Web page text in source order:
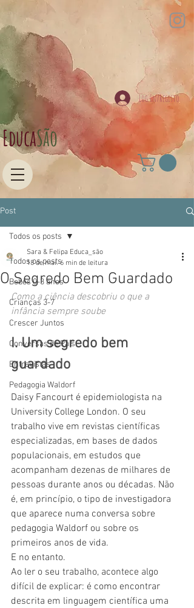
Log In/Registo
Educa​São
Post
Todos os posts
Bebés 0-3 anos
Crianças 3-7
Crescer Juntos
Conversas de Pais
Entrevistas
Pedagogia Waldorf
Todos os posts
O Segredo Bem Guardado
Sara & Felipa Educa_são
18 de mai. 6 min de leitura
Como a ciência descobriu o que a
infância sempre soube
I. Um segredo bem
guardado
Daisy Fancourt é epidemiologista na
University College London. O seu
trabalho vive em revistas científicas
especializadas, em bases de dados
populacionais, em estudos que
acompanham dezenas de milhares de
pessoas durante anos ou décadas. Não
é, em princípio, o tipo de investigadora
que aparece numa conversa sobre
pedagogia Waldorf ou sobre os
primeiros anos de vida.
E no entanto.
Ao ler o seu trabalho, acontece algo
difícil de explicar: é como encontrar
descrita em linguagem científica uma